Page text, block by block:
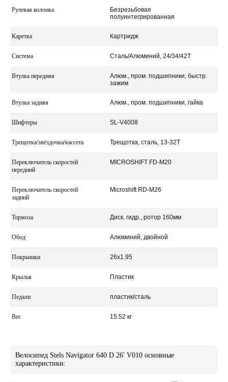
Рулевая колонка
Безрезьбовая
полуинтегрированная
Каретка Картридж
Система Сталь/Алюминий, 24/34/42Т
Втулка передняя
Алюм., пром. подшипники, быстр.
зажим
Втулка задняя Алюм., пром. подшипники, гайка
Шифтеры SL-V4008
Трещотка/звёздочка/кассета Трещотка, сталь, 13-32Т
Переключатель скоростей
передний
MICROSHIFT FD-M20
Переключатель скоростей
задний
Microshift RD-M26
Тормоза Диск. гидр., ротор 160мм
Обод Алюминий, двойной
Покрышки 26x1.95
Крылья Пластик
Педали пластик/сталь
Вес 15.52 кг
Велосипед Stels Navigator 640 D 26' V010 основные
характеристики: